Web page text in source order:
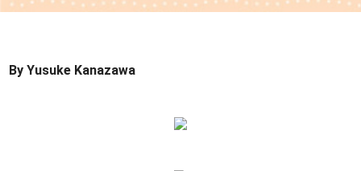
By Yusuke Kanazawa